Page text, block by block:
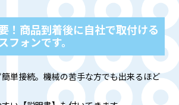
！商品到着後に自社で取付ける
フォンです。
単接続。機械の苦手な方でも出来るほど